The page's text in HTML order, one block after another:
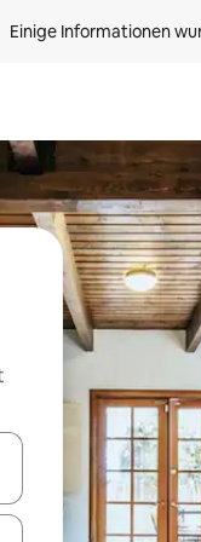
Einige Informationen
Pfeiltasten nach